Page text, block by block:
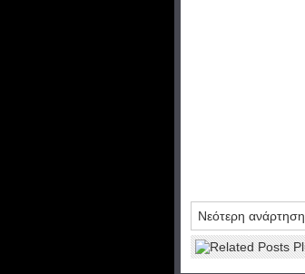
Νεότερη ανάρτηση